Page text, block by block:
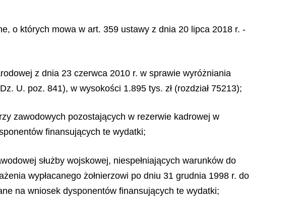
o których mowa w art. 359 ustawy z dnia 20 lipca 2018 r. -
z dnia 23 czerwca 2010 r. w sprawie wyróżniania
U. poz. 841), w wysokości 1.895 tys. zł (rozdział 75213);
zawodowych pozostających w rezerwie kadrowej w
finansujących te wydatki;
służby wojskowej, niespełniających warunków do
wypłacanego żołnierzowi po dniu 31 grudnia 1998 r. do
na wniosek dysponentów finansujących te wydatki;